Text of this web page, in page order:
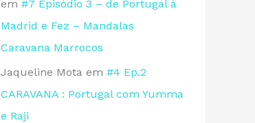
em #7 Episódio 3 – de Portugal à
Madrid e Fez – Mandalas
Caravana Marrocos
Jaqueline Mota em #4 Ep.2
CARAVANA : Portugal com Yumma
e Raji